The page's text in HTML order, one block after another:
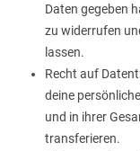
Daten gegeben
zu widerrufen
lassen.
Recht auf
deine
und in ihrer
transferieren.